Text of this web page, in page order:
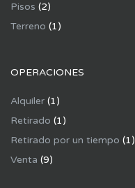
Pisos (2)
Terreno (1)
OPERACIONES
Alquiler (1)
Retirado (1)
Retirado por un tiempo (1)
Venta (9)